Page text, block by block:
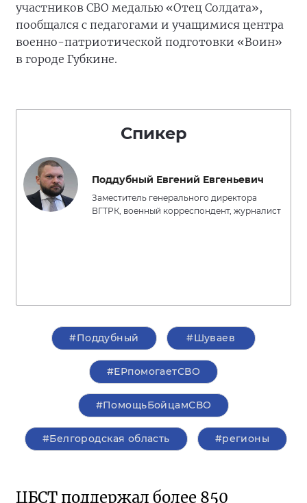
участников СВО медалью «Отец Солдата»,
пообщался с педагогами и учащимися центра
военно-патриотической подготовки «Воин»
в городе Губкине.
Спикер
Поддубный Евгений Евгеньевич
Заместитель генерального директора
ВГТРК, военный корреспондент, журналист
#Поддубный #Шуваев
#ЕРпомогаетСВО
#ПомощьБойцамСВО
#Белгородская область #регионы
ЦБСТ поддержал более 850